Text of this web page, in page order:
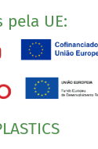
UE: